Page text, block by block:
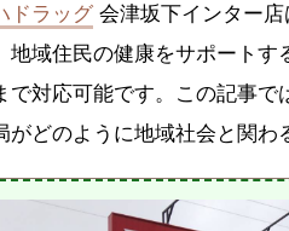
ドラッグ 会津坂下インター
地域住民の健康をサポート
で対応可能です。この記事
がどのように地域社会と関わ